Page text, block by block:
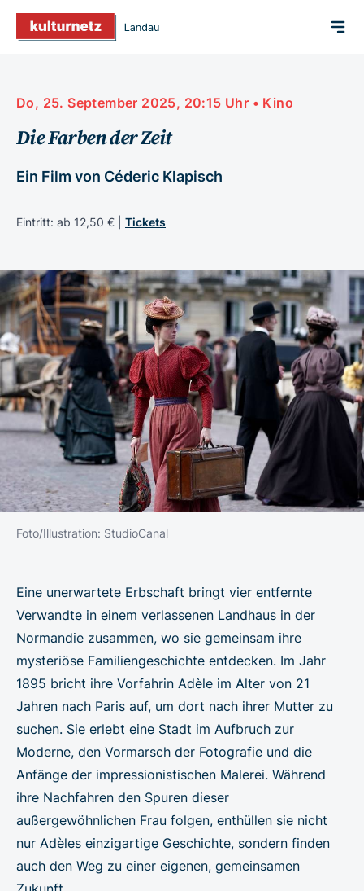
Do, 25. September 2025, 20:15 Uhr • Kino
Die Farben der Zeit
Ein Film von Céderic Klapisch
Eintritt: ab 12,50 € | Tickets
Foto/Illustration: StudioCanal
Eine unerwartete Erbschaft bringt vier entfernte
Verwandte in einem verlassenen Landhaus in der
Normandie zusammen, wo sie gemeinsam ihre
mysteriöse Familiengeschichte entdecken. Im Jahr
1895 bricht ihre Vorfahrin Adèle im Alter von 21
Jahren nach Paris auf, um dort nach ihrer Mutter zu
suchen. Sie erlebt eine Stadt im Aufbruch zur
Moderne, den Vormarsch der Fotografie und die
Anfänge der impressionistischen Malerei. Während
ihre Nachfahren den Spuren dieser
außergewöhnlichen Frau folgen, enthüllen sie nicht
nur Adèles einzigartige Geschichte, sondern finden
auch den Weg zu einer eigenen, gemeinsamen